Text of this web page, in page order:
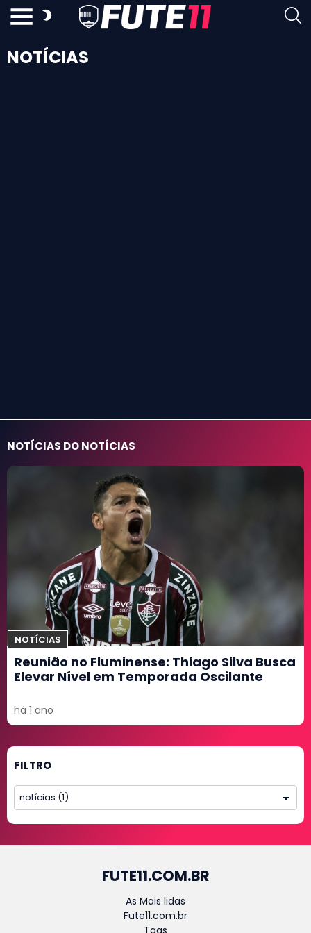
NOTÍCIAS
NOTÍCIAS DO NOTÍCIAS
NOTÍCIAS
Reunião no Fluminense: Thiago Silva Busca
Elevar Nível em Temporada Oscilante
há 1 ano
FILTRO
FUTE11.COM.BR
As Mais lidas
Fute11.com.br
Tags